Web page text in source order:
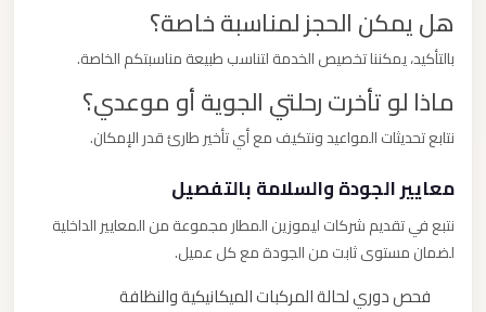
هل يمكن الحجز لمناسبة خاصة؟
بالتأكيد، يمكننا تخصيص الخدمة لتناسب طبيعة مناسبتكم الخاصة.
ماذا لو تأخرت رحلتي الجوية أو موعدي؟
نتابع تحديثات المواعيد ونتكيف مع أي تأخير طارئ قدر الإمكان.
معايير الجودة والسلامة بالتفصيل
نتبع في تقديم شركات ليموزين المطار مجموعة من المعايير الداخلية
لضمان مستوى ثابت من الجودة مع كل عميل.
فحص دوري لحالة المركبات الميكانيكية والنظافة